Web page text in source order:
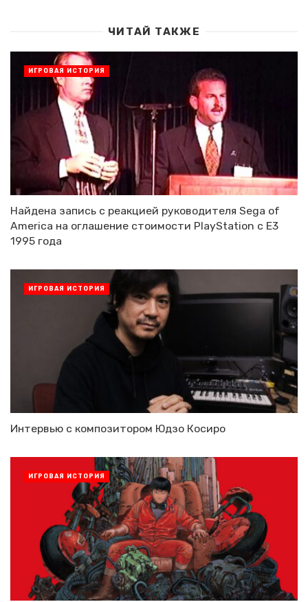
ЧИТАЙ ТАКЖЕ
Найдена запись с реакцией руководителя Sega of
America на оглашение стоимости PlayStation с E3
1995 года
ИГРОВАЯ ИСТОРИЯ
Интервью с композитором Юдзо Косиро
ИГРОВАЯ ИСТОРИЯ
ИГРОВАЯ ИСТОРИЯ